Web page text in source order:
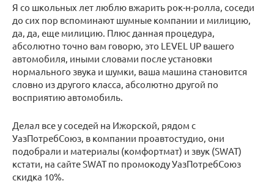
Я со школьных лет люблю вжарить рок-н-ролла, соседи
до сих пор вспоминают шумные компании и милицию,
да, да, еще милицию. Плюс данная процедура,
абсолютно точно вам говорю, это LEVEL UP вашего
автомобиля, иными словами после установки
нормального звука и шумки, ваша машина становится
словно из другого класса, абсолютно другой по
восприятию автомобиль.
Делал все у соседей на Ижорской, рядом с
УазПотребСоюз, в компании проавтостудио, они
подобрали и материалы (комфортмат) и звук (SWAT)
кстати, на сайте SWAT по промокоду УазПотребСоюз
скидка 10%.